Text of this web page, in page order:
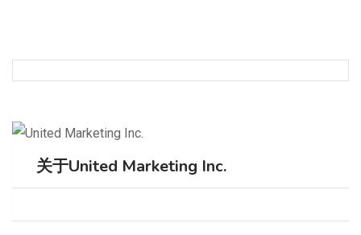
关于United Marketing Inc.